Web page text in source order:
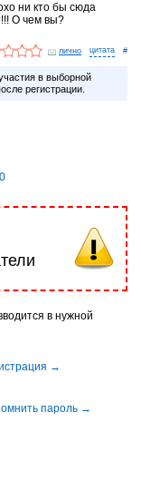
ни кто бы сюда
О чем вы?
лично #
в выборной
регистрации.
в нужной
→
пароль →